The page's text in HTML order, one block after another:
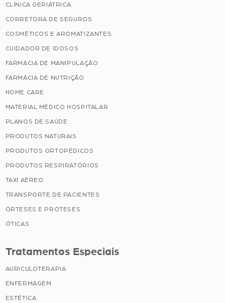
CLÍNICA GERIÁTRICA
CORRETORA DE SEGUROS
COSMÉTICOS E AROMATIZANTES
CUIDADOR DE IDOSOS
FARMÁCIA DE MANIPULAÇÃO
FARMÁCIA DE NUTRIÇÃO
HOME CARE
MATERIAL MÉDICO HOSPITALAR
PLANOS DE SAÚDE
PRODUTOS NATURAIS
PRODUTOS ORTOPÉDICOS
PRODUTOS RESPIRATÓRIOS
TAXI AÉREO
TRANSPORTE DE PACIENTES
ÓRTESES E PRÓTESES
ÓTICAS
Tratamentos Especiais
AURICULOTERAPIA
ENFERMAGEM
ESTÉTICA